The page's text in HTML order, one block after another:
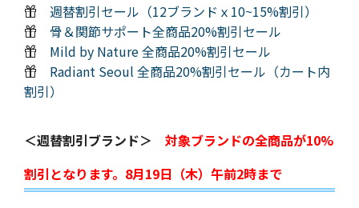
週替割引セール（12ブランドｘ10~15%割引）
骨＆関節サポート全商品20%割引セール
Mild by Nature 全商品20%割引セール
Radiant Seoul 全商品20%割引セール（カート内
割引）
＜週替割引ブランド＞ 対象ブランドの全商品が10%
割引となります。8月19日（木）午前2時まで